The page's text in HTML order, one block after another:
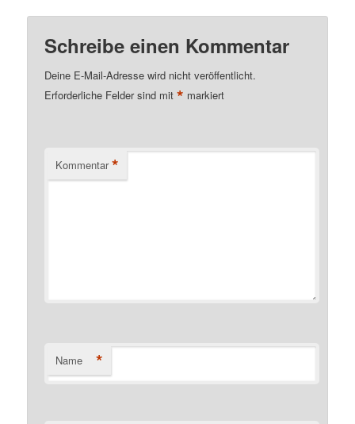
Schreibe einen Kommentar
Deine E-Mail-Adresse wird nicht veröffentlicht.
Erforderliche Felder sind mit* markiert
Kommentar *
Name *